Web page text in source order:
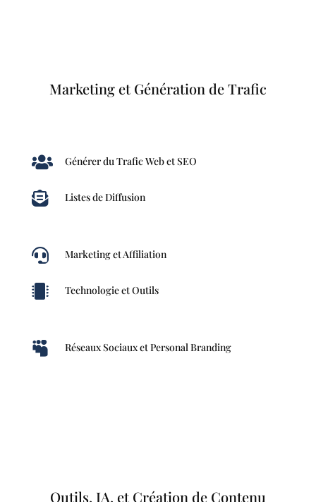
Marketing et Génération de Trafic
 Générer du Trafic Web et SEO
 Listes de Diffusion
 Marketing et Affiliation
 Technologie et Outils
 Réseaux Sociaux et Personal Branding
Outils, IA, et Création de Contenu